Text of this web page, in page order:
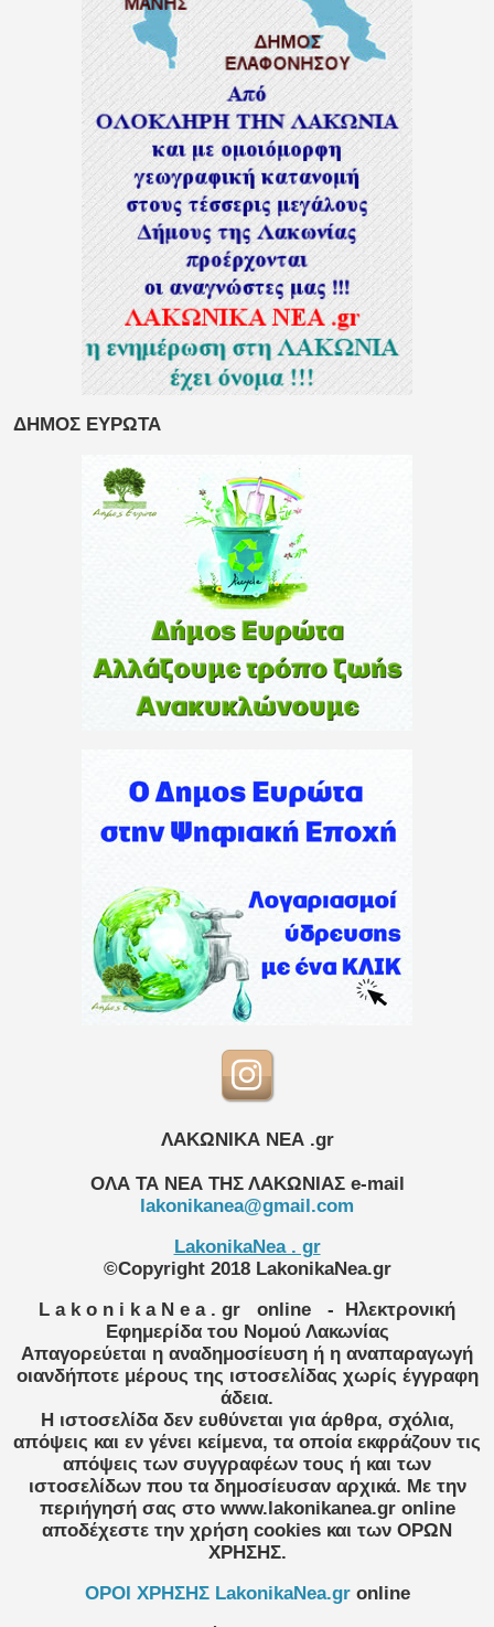
ΔΗΜΟΣ ΕΥΡΩΤΑ
ΛΑΚΩΝΙΚΑ ΝΕΑ .gr
ΟΛΑ ΤΑ ΝΕΑ ΤΗΣ ΛΑΚΩΝΙΑΣ e-mail
lakonikanea@gmail.com
LakonikaNea . gr
©Copyright 2018 LakonikaNea.gr
L a k o n i k a N e a . gr
online
- Ηλεκτρονική
Εφημερίδα του Νομού Λακωνίας
Απαγορεύεται η αναδημοσίευση ή η αναπαραγωγή
οιανδήποτε μέρους της ιστοσελίδας χωρίς έγγραφη
άδεια.
Η ιστοσελίδα δεν ευθύνεται για άρθρα, σχόλια,
απόψεις και εν γένει κείμενα, τα οποία εκφράζουν τις
απόψεις των συγγραφέων τους ή και των
ιστοσελίδων που τα δημοσίευσαν αρχικά. Με την
περιήγησή σας στο www.lakonikanea.gr online
αποδέχεστε την χρήση cookies και των ΟΡΩΝ
ΧΡΗΣΗΣ.
OPOI XΡΗΣΗΣ LakonikaNea.gr online